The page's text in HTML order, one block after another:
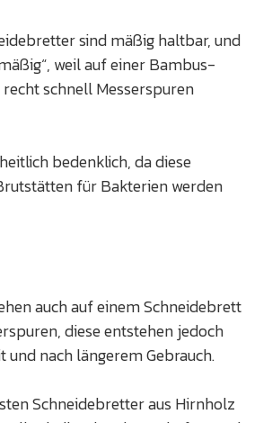
sind mäßig haltbar, und
weil auf einer Bambus-
schnell Messerspuren
bedenklich, da diese
für Bakterien werden
auch auf einem Schneidebrett
diese entstehen jedoch
und nach längerem Gebrauch.
Schneidebretter aus Hirnholz